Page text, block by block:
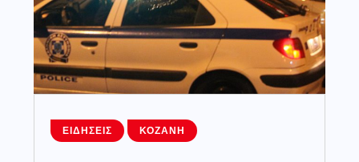
ΕΙΔΉΣΕΙΣ ΚΟΖΆΝΗ